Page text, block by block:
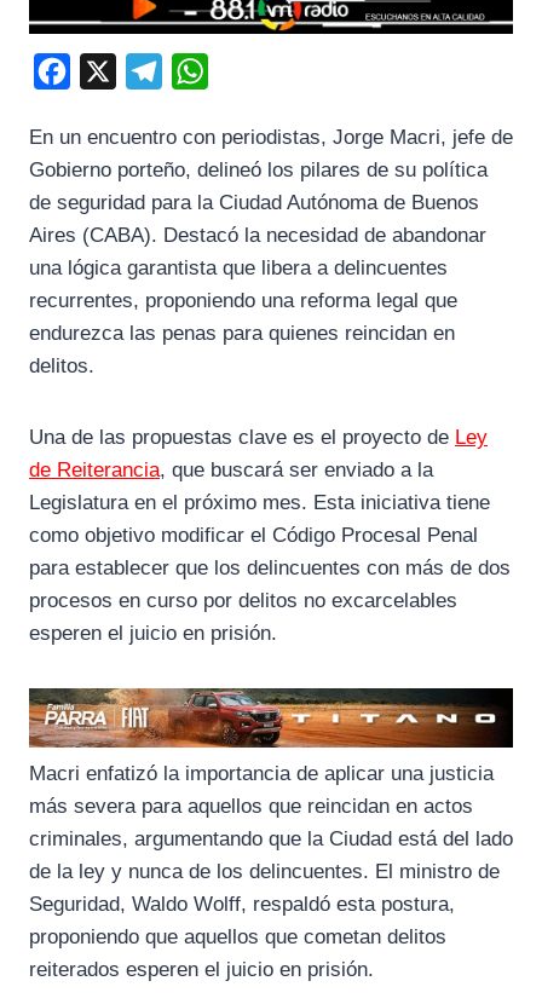
c
e
b
k
l
e
g
m
a
t
s
p
p
En un encuentro con periodistas, Jorge Macri, jefe de
Gobierno porteño, delineó los pilares de su política
de seguridad para la Ciudad Autónoma de Buenos
Aires (CABA). Destacó la necesidad de abandonar
una lógica garantista que libera a delincuentes
recurrentes, proponiendo una reforma legal que
endurezca las penas para quienes reincidan en
delitos.
Una de las propuestas clave es el proyecto de Ley
de Reiterancia, que buscará ser enviado a la
Legislatura en el próximo mes. Esta iniciativa tiene
como objetivo modificar el Código Procesal Penal
para establecer que los delincuentes con más de dos
procesos en curso por delitos no excarcelables
esperen el juicio en prisión.
Macri enfatizó la importancia de aplicar una justicia
más severa para aquellos que reincidan en actos
criminales, argumentando que la Ciudad está del lado
de la ley y nunca de los delincuentes. El ministro de
Seguridad, Waldo Wolff, respaldó esta postura,
proponiendo que aquellos que cometan delitos
reiterados esperen el juicio en prisión.